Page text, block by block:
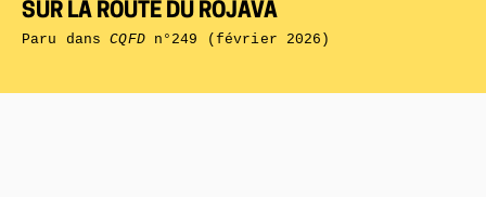
SUR LA ROUTE DU ROJAVA
Paru dansCQFDn°249 (février 2026)